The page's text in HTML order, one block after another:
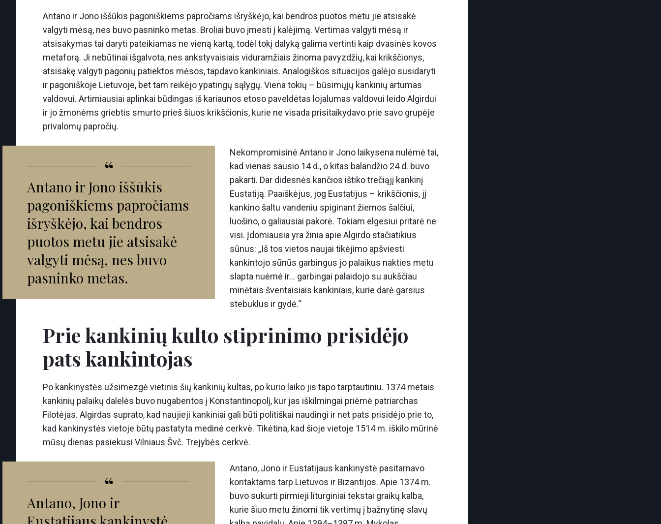
Antano ir Jono iššūkis pagoniškiems papročiams išryškėjo, kai bendros puotos metu jie atsisakė
valgyti mėsą, nes buvo pasninko metas. Broliai buvo įmesti į kalėjimą. Vertimas valgyti mėsą ir
atsisakymas tai daryti pateikiamas ne vieną kartą, todėl tokį dalyką galima vertinti kaip dvasinės kovos
metaforą. Ji nebūtinai išgalvota, nes ankstyvaisiais viduramžiais žinoma pavyzdžių, kai krikščionys,
atsisakę valgyti pagonių patiektos mėsos, tapdavo kankiniais. Analogiškos situacijos galėjo susidaryti
ir pagoniškoje Lietuvoje, bet tam reikėjo ypatingų sąlygų. Viena tokių – būsimųjų kankinių artumas
valdovui. Artimiausiai aplinkai būdingas iš kariaunos etoso paveldėtas lojalumas valdovui leido Algirdui
ir jo žmonėms griebtis smurto prieš šiuos krikščionis, kurie ne visada prisitaikydavo prie savo grupėje
privalomų papročių.
“
Antano ir Jono iššūkis
pagoniškiems papročiams
išryškėjo, kai bendros
puotos metu jie atsisakė
valgyti mėsą, nes buvo
pasninko metas.
Nekompromisinė Antano ir Jono laikysena nulėmė tai,
kad vienas sausio 14 d., o kitas balandžio 24 d. buvo
pakarti. Dar didesnės kančios ištiko trečiąjį kankinį
Eustatiją. Paaiškėjus, jog Eustatijus – krikščionis, jį
kankino šaltu vandeniu spiginant žiemos šalčiui,
luošino, o galiausiai pakorė. Tokiam elgesiui pritarė ne
visi. Įdomiausia yra žinia apie Algirdo stačiatikius
sūnus: „Iš tos vietos naujai tikėjimo apšviesti
kankintojo sūnūs garbingus jo palaikus nakties metu
slapta nuėmė ir… garbingai palaidojo su aukščiau
minėtais šventaisiais kankiniais, kurie darė garsius
stebuklus ir gydė.“
Prie kankinių kulto stiprinimo prisidėjo
pats kankintojas
Po kankinystės užsimezgė vietinis šių kankinių kultas, po kurio laiko jis tapo tarptautiniu. 1374 metais
kankinių palaikų dalelės buvo nugabentos į Konstantinopolį, kur jas iškilmingai priėmė patriarchas
Filotėjas. Algirdas suprato, kad naujieji kankiniai gali būti politiškai naudingi ir net pats prisidėjo prie to,
kad kankinystės vietoje būtų pastatyta medinė cerkvė. Tikėtina, kad šioje vietoje 1514 m. iškilo mūrinė
mūsų dienas pasiekusi Vilniaus Švč. Trejybės cerkvė.
“
Antano, Jono ir
Antano, Jono ir Eustatijaus kankinystė pasitarnavo
kontaktams tarp Lietuvos ir Bizantijos. Apie 1374 m.
buvo sukurti pirmieji liturginiai tekstai graikų kalba,
kurie šiuo metu žinomi tik vertimų į bažnytinę slavų